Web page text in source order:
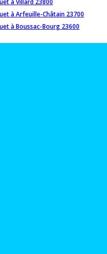
à Villard 23800
à Arfeuille-Châtain 23700
à Boussac-Bourg 23600